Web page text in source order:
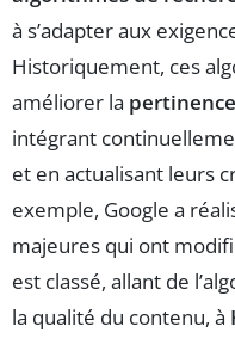
à s’adapter aux
Historiquement, ces
améliorer la pertinence
intégrant
et en actualisant leurs
exemple, Google a
majeures qui ont
est classé, allant de
la qualité du contenu, à